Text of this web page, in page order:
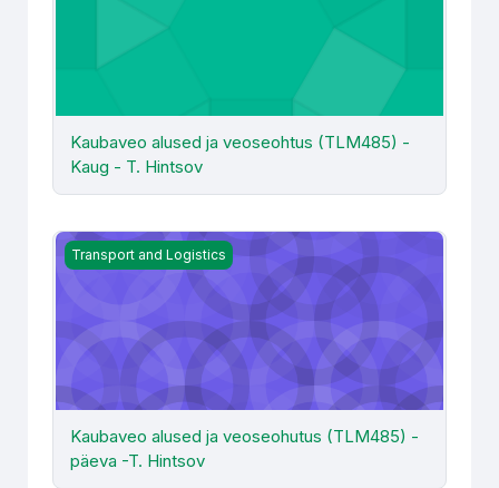
Kaubaveo alused ja veoseohtus (TLM485) -
Kaug - T. Hintsov
Kaubaveo alused ja veoseohutus (TLM485) - päeva -T.
Transport and Logistics
Kaubaveo alused ja veoseohutus (TLM485) -
päeva -T. Hintsov